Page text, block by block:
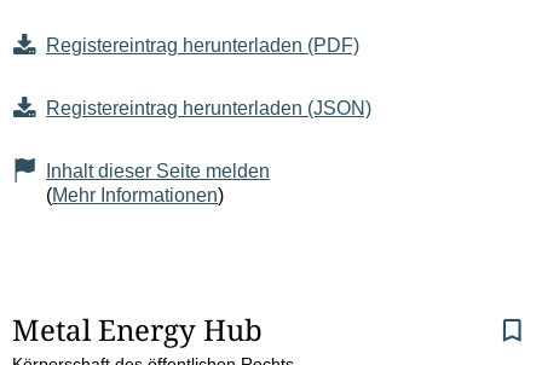
Registereintrag herunterladen (PDF)
Registereintrag herunterladen (JSON)
Inhalt dieser Seite melden
(Mehr Informationen)
S
Metal Energy Hub